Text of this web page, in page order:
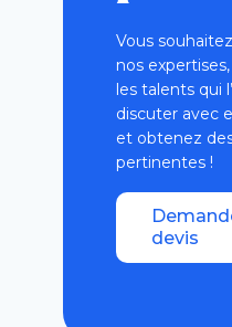
Vous
nos
les talents qui
discuter avec
et obtenez
pertinentes !
devis